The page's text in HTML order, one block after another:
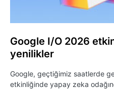
Google I/O 2026
yenilikler
Google, geçtiğimiz saatlerde
etkinliğinde yapay zeka